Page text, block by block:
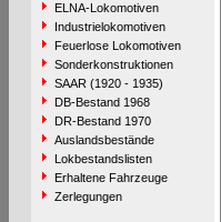
ELNA-Lokomotiven
Industrielokomotiven
Feuerlose Lokomotiven
Sonderkonstruktionen
SAAR (1920 - 1935)
DB-Bestand 1968
DR-Bestand 1970
Auslandsbestände
Lokbestandslisten
Erhaltene Fahrzeuge
Zerlegungen